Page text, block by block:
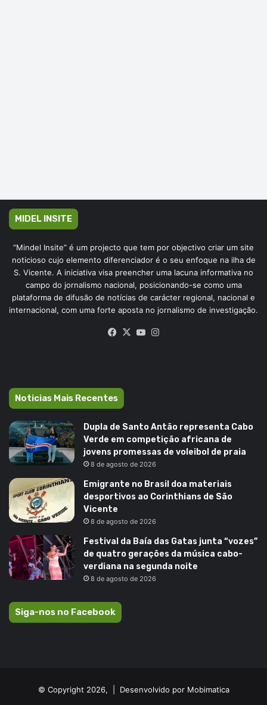
MIDEL INSITE
“Mindel Insite” é um projecto que tem por objectivo criar um site
noticioso cujo elemento diferenciador é o seu enfoque na ilha de
S. Vicente. A iniciativa visa preencher uma lacuna informativa no
campo do jornalismo nacional, posicionando-se como uma
plataforma de difusão de notícias de carácter regional, nacional e
internacional, com uma forte aposta no jornalismo de investigação.
Facebook
X YouTube
Noticias Mais Recentes
Dupla de Santo Antão representa Cabo
Verde em competição africana de
jovens promessas de voleibol de praia
8 de agosto de 2026
Emigrante no Brasil doa materiais
desportivos ao Corinthians de São
Vicente
8 de agosto de 2026
Festival da Baía das Gatas junta “vozes”
de quatro gerações da música cabo-
verdiana na segunda noite
8 de agosto de 2026
Siga-nos no Facebook
© Copyright 2026, | Desenvolvido por Mobimatica